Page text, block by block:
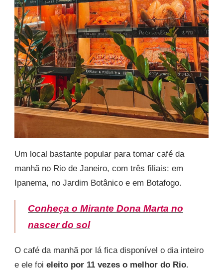
Um local bastante popular para tomar café da
manhã no Rio de Janeiro, com três filiais: em
Ipanema, no Jardim Botânico e em Botafogo.
Conheça o Mirante Dona Marta no
nascer do sol
O café da manhã por lá fica disponível o dia inteiro
e ele foi eleito por 11 vezes o melhor do Rio.